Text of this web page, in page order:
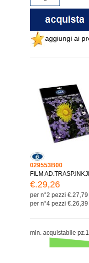
aggiungi ai
029553B00
FILM
€.29,26
per n°2 pezzi €.27,79
per n°4 pezzi €.26,39
min. acquistabile pz.1